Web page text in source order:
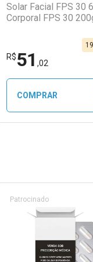
Solar Facial FPS 30
Corporal FPS 30
R$51 ,02
COMPRAR
De Referência
AOS
Patrocinado